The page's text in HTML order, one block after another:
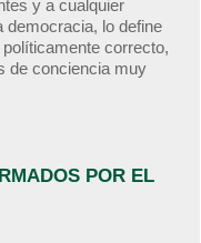
y a cualquier
democracia, lo define
correcto,
de conciencia muy
POR EL